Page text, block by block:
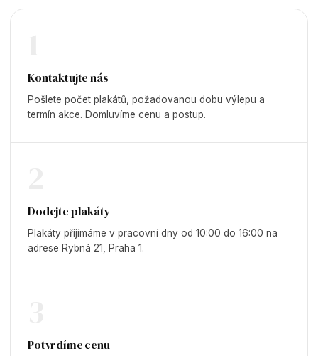
Kontaktujte nás
Pošlete počet plakátů, požadovanou dobu výlepu a
termín akce. Domluvíme cenu a postup.
Dodejte plakáty
Plakáty přijímáme v pracovní dny od 10:00 do 16:00 na
adrese Rybná 21, Praha 1.
Potvrdíme cenu